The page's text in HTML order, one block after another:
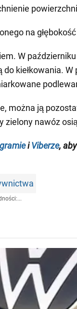
na
W
kiełkowania. W
można ją
zielony nawóz
iViberze,